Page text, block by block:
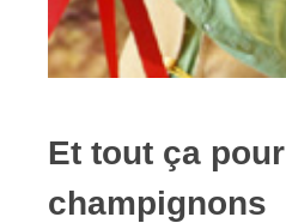
Et tout ça
champignons